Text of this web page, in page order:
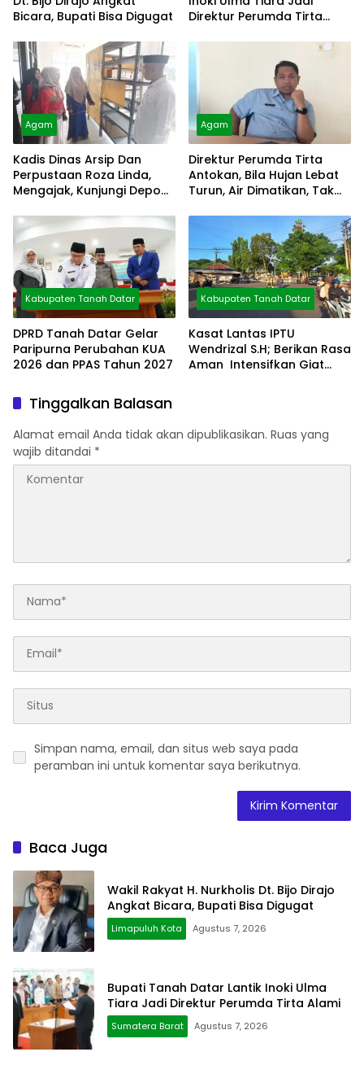
Bicara, Bupati Bisa Digugat
Direktur Perumda Tirta
Agam
Kadis Dinas Arsip Dan
Perpustaan Roza Linda,
Mengajak, Kunjungi Depo
Agam
Direktur Perumda Tirta
Antokan, Bila Hujan Lebat
Turun, Air Dimatikan, Tak
Kabupaten Tanah Datar
DPRD Tanah Datar Gelar
Paripurna Perubahan KUA
2026 dan PPAS Tahun 2027
Kabupaten Tanah Datar
Kasat Lantas IPTU
Wendrizal S.H; Berikan Rasa
Aman Intensifkan Giat
Tinggalkan Balasan
Alamat email Anda tidak akan dipublikasikan. Ruas yang
wajib ditandai *
Simpan nama, email, dan situs web saya pada
peramban ini untuk komentar saya berikutnya.
Baca Juga
Wakil Rakyat H. Nurkholis Dt. Bijo Dirajo
Angkat Bicara, Bupati Bisa Digugat
Limapuluh Kota Agustus 7, 2026
Bupati Tanah Datar Lantik Inoki Ulma
Tiara Jadi Direktur Perumda Tirta Alami
Sumatera Barat Agustus 7, 2026